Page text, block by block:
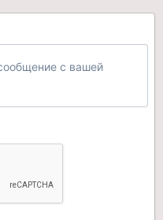
с вашей